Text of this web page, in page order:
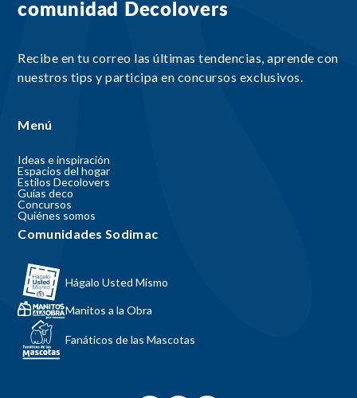
comunidad Decolovers
Recibe en tu correo las últimas tendencias, aprende con
nuestros tips y participa en concursos exclusivos.
Menú
Ideas e inspiración
Espacios del hogar
Estilos Decolovers
Guías deco
Concursos
Quiénes somos
Comunidades Sodimac
Hágalo Usted Mismo
Manitos a la Obra
Fanáticos de las Mascotas